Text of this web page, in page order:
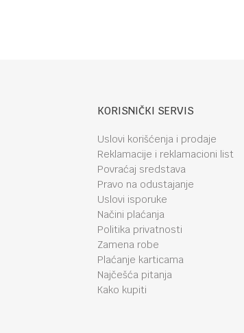
KORISNIČKI SERVIS
Uslovi korišćenja i prodaje
Reklamacije i reklamacioni list
Povraćaj sredstava
Pravo na odustajanje
Uslovi isporuke
Načini plaćanja
Politika privatnosti
Zamena robe
Plaćanje karticama
Najčešća pitanja
Kako kupiti